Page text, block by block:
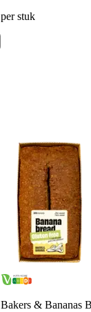
per stuk
Bakers & Bananas